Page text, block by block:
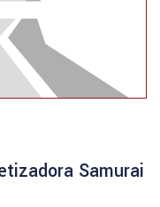
Samurai